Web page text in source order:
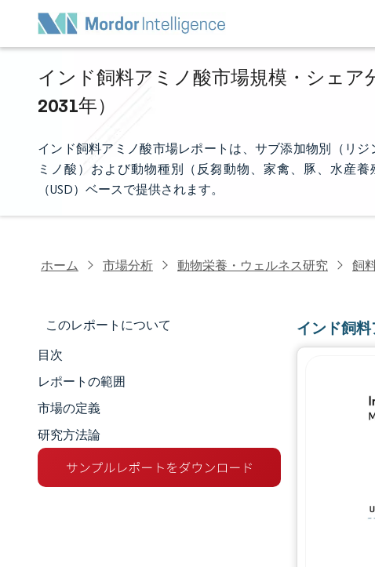
インド飼料アミノ酸市場規模・シェア
2031年）
インド飼料アミノ酸市場レポートは、サブ添加物別（リ
ミノ酸）および動物種別（反芻動物、家禽、豚、水産
（USD）ベースで提供されます。
ホーム 市場分析 動物栄養・ウェルネス研究 飼
このレポートについて
市場規模とシェア
市場分析
トレンドとインサイト
セグメント分析
目次
レポートの範囲
市場の定義
研究方法論
インド飼